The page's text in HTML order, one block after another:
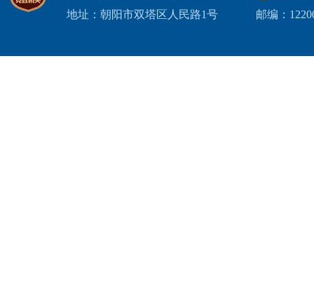
地址：朝阳市双塔区人民路1号
邮编：